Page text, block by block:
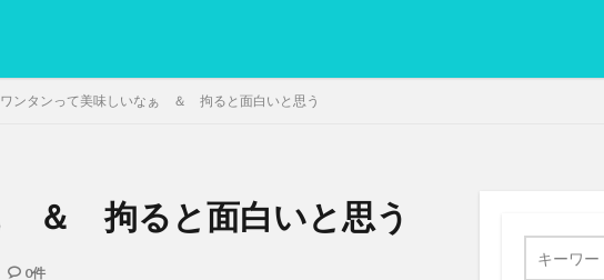
ワンタンって美味しいなぁ ＆ 拘ると面白いと思う
＆ 拘ると面白いと思う
0件
グリグリ画像 マレーシア動画 ヨーグルト
低温調理・スロークッカー